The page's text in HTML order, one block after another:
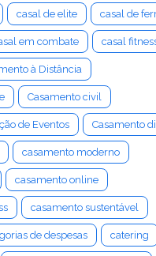
casal de elite casal de
em combate casal
à Distância
Casamento civil
de Eventos Casamento
casamento moderno
casamento online
casamento sustentável
de despesas catering